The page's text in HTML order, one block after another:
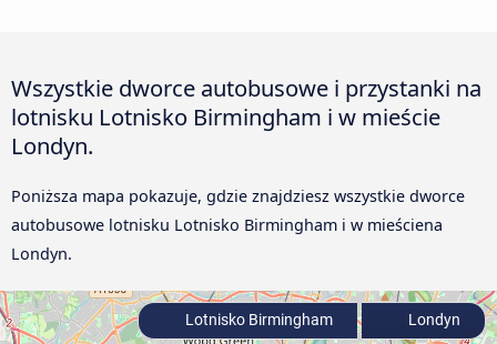
Wszystkie dworce autobusowe i przystanki na
lotnisku Lotnisko Birmingham i w mieście
Londyn.
Poniższa mapa pokazuje, gdzie znajdziesz wszystkie dworce
autobusowe lotnisku Lotnisko Birmingham i w mieściena
Londyn.
Lotnisko Birmingham Londyn